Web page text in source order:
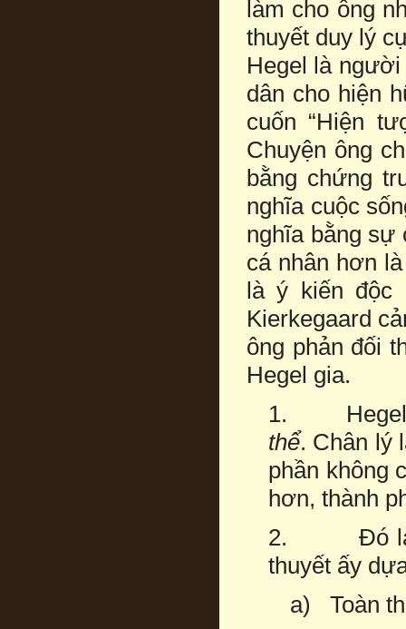
làm cho ông
thuyết duy lý
Hegel là
dân cho hiện
cuốn “Hiện
Chuyện ông
bằng chứng
nghĩa cuộc
nghĩa bằng sự
cá nhân hơn
là ý kiến độc
Kierkegaard
ông phản đối
Hegel gia.
1. Hegel
thể. Chân lý
phần không
hơn, thành
2. Đó là
thuyết ấy
a) Toàn